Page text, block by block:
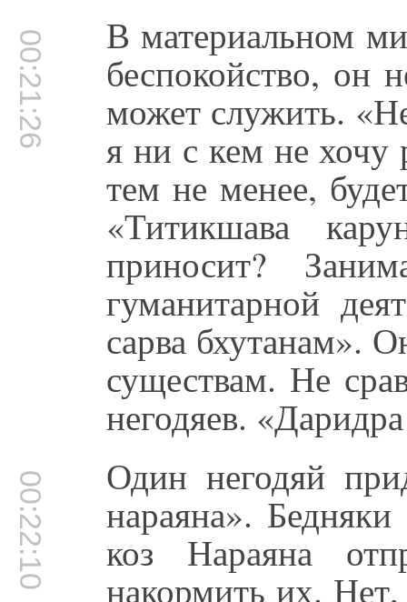
00:21:26 В материальном
беспокойство, он
может служить.
я ни с кем не хочу
тем не менее,
«Титикшава
приносит?
гуманитарной
сарва бхутанам».
существам. Не
негодяев.
00:22:10 Один негодяй
нараяна».
коз Нараяна
накормить их.